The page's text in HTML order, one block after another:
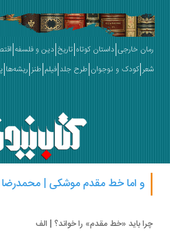
خارجی داستان کوتاه تاریخ دین و فلسفه اقتصاد
کودک و نوجوان طرح جلد فیلم طنز ریشه‌ها پس از
و اما خط مقدم موشکی | محمدرضا زائری
باید «خط مقدم» را خواند؟ | الف